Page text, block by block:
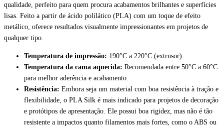
qualidade, perfeito para quem procura acabamentos brilhantes e superfícies
lisas. Feito a partir de ácido polilático (PLA) com um toque de efeito
metálico, oferece resultados visualmente impressionantes em projetos de
qualquer tipo.
Temperatura de impressão: 190°C a 220°C (extrusor).
Temperatura da cama aquecida: Recomendada entre 50°C a 60°C
para melhor aderência e acabamento.
Resistência: Embora seja um material com boa resistência à tração e
flexibilidade, o PLA Silk é mais indicado para projetos de decoração
e protótipos de apresentação. Ele possui boa rigidez, mas não é tão
resistente a impactos quanto filamentos mais fortes, como o ABS ou